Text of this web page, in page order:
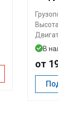
В
от